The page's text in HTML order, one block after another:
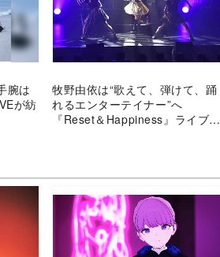
腕は
が紡
牧野由依は“歌えて、弾けて、踊
れるエンターテイナー”へ
『Reset＆Happiness』ライブの